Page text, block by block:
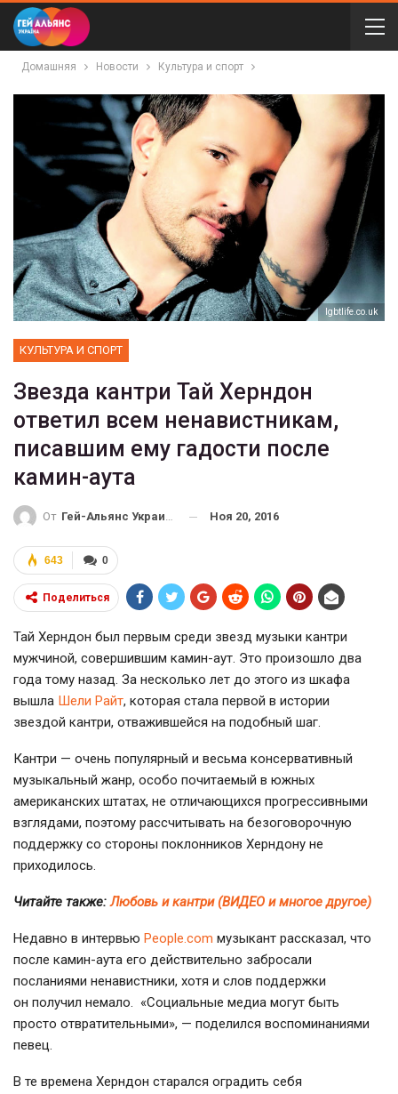
Домашняя Новости Культура и спорт
lgbtlife.co.uk
КУЛЬТУРА И СПОРТ
Звезда кантри Тай Херндон
ответил всем ненавистникам,
писавшим ему гадости после
камин-аута
От Гей-Альянс Украина Ноя 20, 2016
0
643
Поделиться
Тай Херндон был первым среди звезд музыки кантри
мужчиной, совершившим камин-аут. Это произошло два
года тому назад. За несколько лет до этого из шкафа
вышла Шели Райт, которая стала первой в истории
звездой кантри, отважившейся на подобный шаг.
Кантри — очень популярный и весьма консервативный
музыкальный жанр, особо почитаемый в южных
американских штатах, не отличающихся прогрессивными
взглядами, поэтому рассчитывать на безоговорочную
поддержку со стороны поклонников Херндону не
приходилось.
Читайте также:Любовь и кантри (ВИДЕО и многое другое)
Недавно в интервью People.com музыкант рассказал, что
после камин-аута его действительно забросали
посланиями ненавистники, хотя и слов поддержки
он получил немало. «Социальные медиа могут быть
просто отвратительными», — поделился воспоминаниями
певец.
В те времена Херндон старался оградить себя